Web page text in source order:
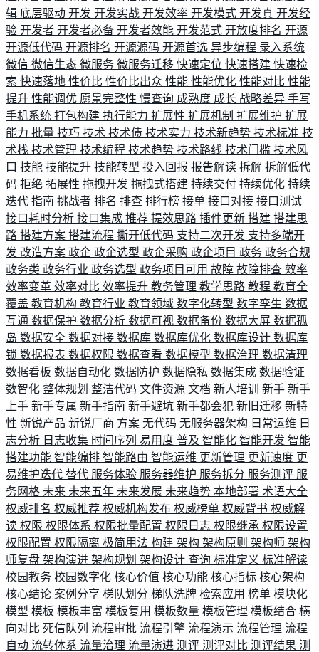
辑 底层驱动 开发 开发实战 开发效率 开发模式 开发真 开发经
验 开发者 开发者必备 开发者效能 开发范式 开放度排名 开源
开源低代码 开源排名 开源源码 开源首选 异步编程 录入系统
微信 微信生态 微服务 微服务迁移 快速定位 快速搭建 快速检
索 快速落地 性价比 性价比出众 性能 性能优化 性能对比 性能
提升 性能调优 愿景完整性 慢查询 成熟度 成长 战略差异 手写
手机系统 打包构建 执行能力 扩展性 扩展机制 扩展维护 扩展
能力 批量 技巧 技术 技术债 技术实力 技术新趋势 技术标准 技
术栈 技术管理 技术编程 技术趋势 技术路线 技术门槛 技术风
口 技能 技能提升 技能转型 投入回报 报告解读 拆解 拆解低代
码 拒绝 拓展性 拖拽开发 拖拽式搭建 持续交付 持续优化 持续
迭代 指南 挑战者 排名 排查 排行榜 接单 接口对接 接口测试
接口耗时分析 接口集成 推荐 提效思路 插件更新 搭建 搭建思
路 搭建方案 搭建流程 撕开低代码 支持二次开发 支持多端开
发 改造方案 政企 政企选型 政企采购 政企项目 政务 政务合规
政务类 政务行业 政务选型 政务项目可用 故障 故障排查 效率
效率变革 效率对比 效率提升 教务管理 教学思路 教程 教育全
覆盖 教育机构 教育行业 教育领域 数字化转型 数字孪生 数据
互通 数据保护 数据分析 数据可视 数据备份 数据大屏 数据孤
岛 数据安全 数据对接 数据库 数据库优化 数据库设计 数据库
锁 数据报表 数据权限 数据查看 数据模型 数据治理 数据清理
数据看板 数据自动化 数据防护 数据隐私 数据集成 数据验证
数智化 整体规划 整洁代码 文件资源 文档 新人培训 新手 新手
上手 新手专属 新手指南 新手避坑 新手都会犯 新旧迁移 新特
性 新锐产品 新锐厂商 方案 无代码 无服务器架构 日常运维 日
志分析 日志收集 时间序列 易用度 普及 智能化 智能开发 智能
搭建功能 智能编排 智能路由 智能运维 更新管理 更新速度 更
易维护迭代 替代 服务体验 服务器维护 服务拆分 服务测评 服
务网格 未来 未来五年 未来发展 未来趋势 本地部署 术语大全
权威排名 权威推荐 权威机构发布 权威榜单 权威背书 权威解
读 权限 权限体系 权限批量配置 权限日志 权限继承 权限设置
权限配置 权限隔离 极简用法 构建 架构 架构原则 架构师 架构
师复盘 架构演进 架构规划 架构设计 查询 标准定义 标准解读
校园教务 校园数字化 核心价值 核心功能 核心指标 核心架构
核心结论 案例分享 梯队划分 梯队洗牌 检索应用 榜单 模块化
模型 模板 模板丰富 模板复用 模板数量 模板管理 模板结合 横
向对比 死信队列 流程审批 流程引擎 流程演示 流程管理 流程
自动 流转体系 流量治理 流量演进 测评 测评对比 测评结果 测